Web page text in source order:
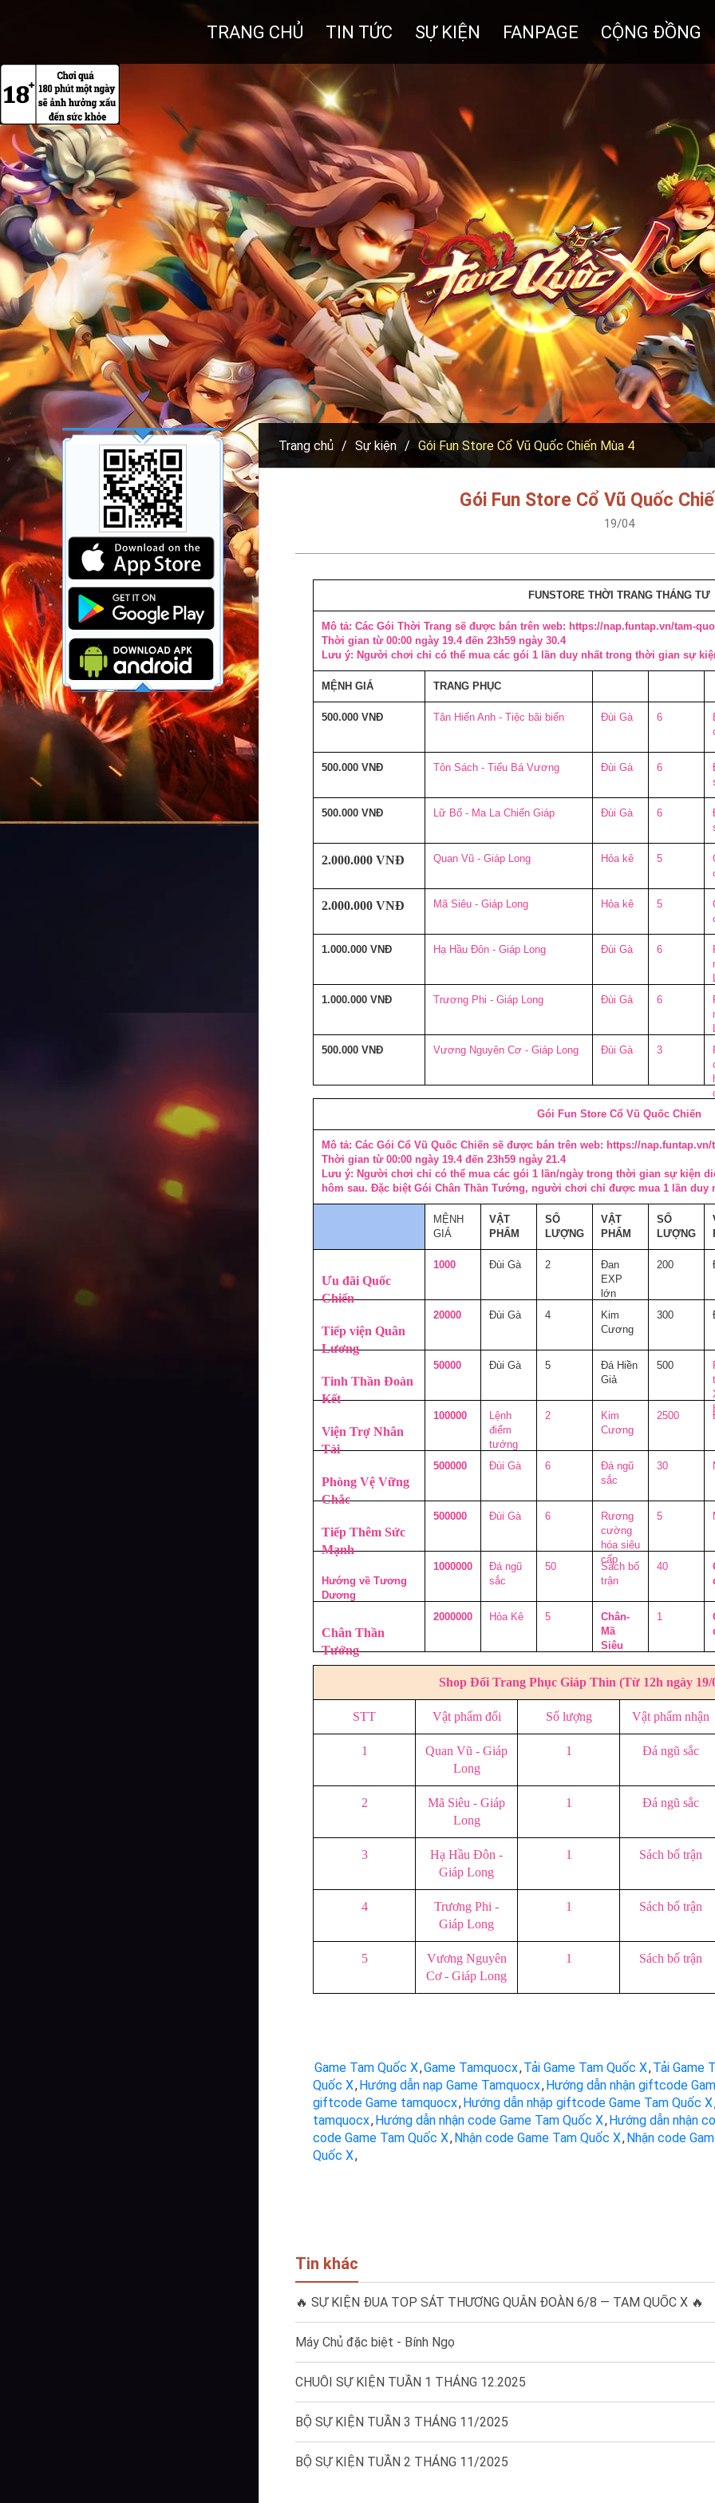
TRANG CHỦ TIN TỨC SỰ KIỆN FANPAGE CỘNG ĐỒNG
Trang chủ Sự kiện Gói Fun Store Cổ Vũ Quốc Chiến Mùa 4
Gói Fun Store Cổ Vũ Quốc
19/04
FUNSTORE THỜI TRANG THÁNG TƯ
Mô tả: Các Gói Thời Trang sẽ được bán trên web: https://nap.funtap.vn/tam-
Thời gian từ 00:00 ngày 19.4 đến 23h59 ngày 30.4
Lưu ý: Người chơi chỉ có thể mua các gói 1 lần duy nhất trong thời gian sự
MỆNH GIÁ TRANG PHỤC
500.000 VNĐ Tân Hiến Anh - Tiệc bãi biển Đùi Gà 6
500.000 VNĐ Tôn Sách - Tiểu Bá Vương Đùi Gà 6
500.000 VNĐ Lữ Bố - Ma La Chiến Giáp Đùi Gà 6
2.000.000 VNĐ Quan Vũ - Giáp Long Hỏa kê 5
2.000.000 VNĐ Mã Siêu - Giáp Long Hỏa kê 5
1.000.000 VNĐ Hạ Hầu Đôn - Giáp Long Đùi Gà 6
1.000.000 VNĐ Trương Phi - Giáp Long Đùi Gà 6
500.000 VNĐ Vương Nguyên Cơ - Giáp Long Đùi Gà 3
Gói Fun Store Cổ Vũ Quốc Chiến
Mô tả: Các Gói Cổ Vũ Quốc Chiến sẽ được bán trên web: https://nap.funtap.vn/
Thời gian từ 00:00 ngày 19.4 đến 23h59 ngày 21.4
Lưu ý: Người chơi chỉ có thể mua các gói 1 lần/ngày trong thời gian sự kiện
hôm sau. Đặc biệt Gói Chân Thần Tướng, người chơi chỉ được mua 1 lần duy
MỆNH
GIÁ
VẬT
PHẨM
SỐ
LƯỢNG
VẬT
PHẨM
SỐ
LƯỢNG
Ưu đãi Quốc
Chiến
1000 Đùi Gà 2
Đan
EXP
lớn
200
Tiếp viện Quân
Lương
20000 Đùi Gà 4
Kim
Cương
300
Tinh Thần Đoàn
Kết
50000 Đùi Gà 5
Đá Hiền
Giả
500
Viện Trợ Nhân
Tài
100000
Lệnh
điểm
tướng
2
Kim
Cương
2500
Phòng Vệ Vững
Chắc
500000 Đùi Gà 6
Đá ngũ
sắc
30
Tiếp Thêm Sức
Mạnh
500000 Đùi Gà 6
Rương
cường
hóa siêu
cấp
5
Hướng về Tương
Dương
1000000
Đá ngũ
sắc
50
Sách bố
trận
40
Chân Thần
Tướng
2000000 Hỏa Kê 5
Chân-
Mã
Siêu
1
Shop Đổi Trang Phục Giáp Thìn (Từ 12h ngày 19/
STT Vật phẩm đổi Số lượng Vật phẩm nhận
1
Quan Vũ - Giáp
Long
1 Đá ngũ sắc
2
Mã Siêu - Giáp
Long
1 Đá ngũ sắc
3
Hạ Hầu Đôn -
Giáp Long
1 Sách bố trận
4
Trương Phi -
Giáp Long
1 Sách bố trận
5
Vương Nguyên
Cơ - Giáp Long
1 Sách bố trận
Game Tam Quốc X,Game Tamquocx,Tải Game Tam Quốc X,Tải Game
Quốc X,Hướng dẫn nạp Game Tamquocx,Hướng dẫn nhận giftcode
giftcode Game tamquocx,Hướng dẫn nhập giftcode Game Tam Quốc X
tamquocx,Hướng dẫn nhận code Game Tam Quốc X,Hướng dẫn nhận
code Game Tam Quốc X,Nhận code Game Tam Quốc X,Nhận code
Quốc X,
Tin khác
🔥 SỰ KIỆN ĐUA TOP SÁT THƯƠNG QUÂN ĐOÀN 6/8 — TAM QUỐC X 🔥
Máy Chủ đặc biệt - Bính Ngọ
CHUỖI SỰ KIỆN TUẦN 1 THÁNG 12.2025
BỘ SỰ KIỆN TUẦN 3 THÁNG 11/2025
BỘ SỰ KIỆN TUẦN 2 THÁNG 11/2025